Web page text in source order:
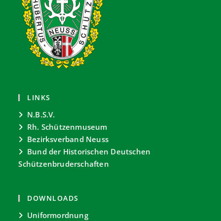
LINKS
N.B.S.V.
Rh. Schützenmuseum
Bezirksverband Neuss
Bund der Historischen Deutschen
Schützenbruderschaften
DOWNLOADS
Uniformordnung